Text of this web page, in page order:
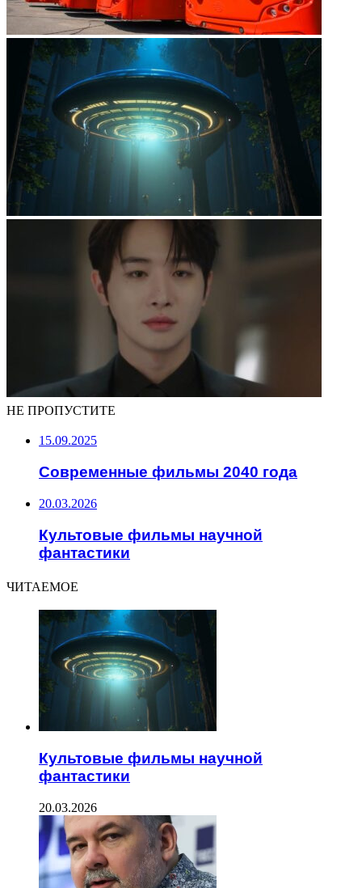
НЕ ПРОПУСТИТЕ
15.09.2025
Современные фильмы 2040 года
20.03.2026
Культовые фильмы научной
фантастики
ЧИТАЕМОЕ
Культовые фильмы научной
фантастики
20.03.2026